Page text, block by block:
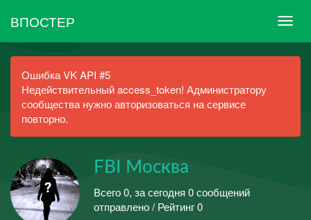
ВПОСТЕР
Ошибка VK API #5
Недействительный access_token! Администратору
сообщества нужно авторизоваться на сервисе
повторно.
FBI Москва
Всего 0, за сегодня 0 сообщений
отправлено / Рейтинг 0